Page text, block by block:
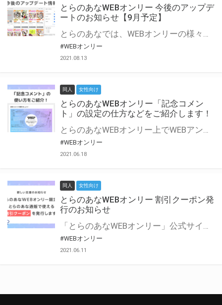
とらのあなWEBオンリー 今後のアップデ
ートのお知らせ【9月予定】
とらのあなでは、WEBオンリーの様々な支援を実施しています。 今回は2021年9月に実装を予定しているアップデート情報についてご紹介いたします。 とらのあなWEBオンリーサイトはこちら
#WEBオンリー
2021.08.13
同人 女性向け
とらのあなWEBオンリー「記念コメン
ト」の設定の仕方などをご紹介します！
とらのあなWEBオンリー上でWEBアンソロジーが作成できる「記念コメント」について、その使い方や作成手順を解説します！ 支援タイプを「サークル参加型」「サークル参加型・マルシェ(イベント会場)機能付き」でお申し込みいただいている主催者様はぜひご活用ください♪ とらのあなWEBオンリーサイトはこちら
#WEBオンリー
2021.06.18
同人 女性向け
とらのあなWEBオンリー 割引クーポン発
行のお知らせ
「とらのあなWEBオンリー」公式サイトでとらのあな通販の「割引クーポン」を配布中！ イベントごとに開催当日限定で使える割引クーポンのシリアルコードを発行します。 とらのあなWEBオンリーのページをチェックして、イベント当日にお得にお買い物を楽しみましょう♪ ※本キャンペーンは予告なく終了する場合がございます。 とらのあなWEBオンリーサイトはこちら
#WEBオンリー
2021.06.11